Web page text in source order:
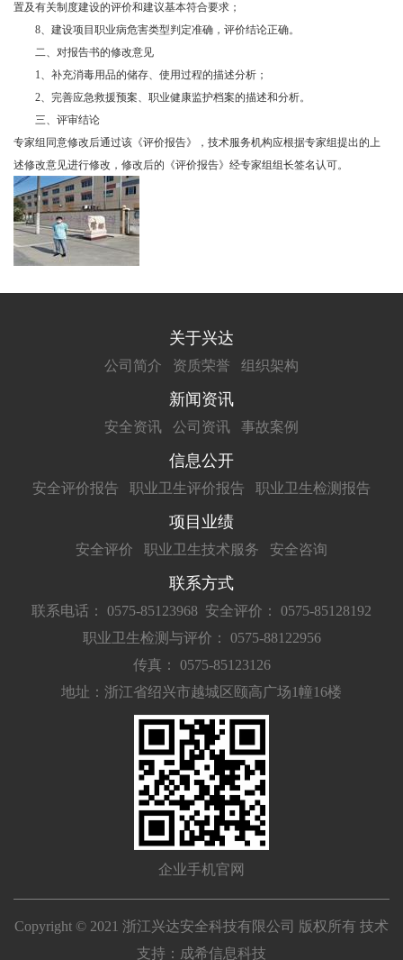
置及有关制度建设的评价和建议基本符合要求；
8、建设项目职业病危害类型判定准确，评价结论正确。
二、对报告书的修改意见
1、补充消毒用品的储存、使用过程的描述分析；
2、完善应急救援预案、职业健康监护档案的描述和分析。
三、评审结论
专家组同意修改后通过该《评价报告》，技术服务机构应根据专家组提出的上
述修改意见进行修改，修改后的《评价报告》经专家组组长签名认可。
关于兴达
公司简介 资质荣誉 组织架构
新闻资讯
安全资讯 公司资讯 事故案例
信息公开
安全评价报告 职业卫生评价报告 职业卫生检测报告
项目业绩
安全评价 职业卫生技术服务 安全咨询
联系方式
联系电话： 0575-85123968 安全评价： 0575-85128192
职业卫生检测与评价： 0575-88122956
传真： 0575-85123126
地址：浙江省绍兴市越城区颐高广场1幢16楼
企业手机官网
Copyright © 2021 浙江兴达安全科技有限公司 版权所有 技术
支持： 成希信息科技